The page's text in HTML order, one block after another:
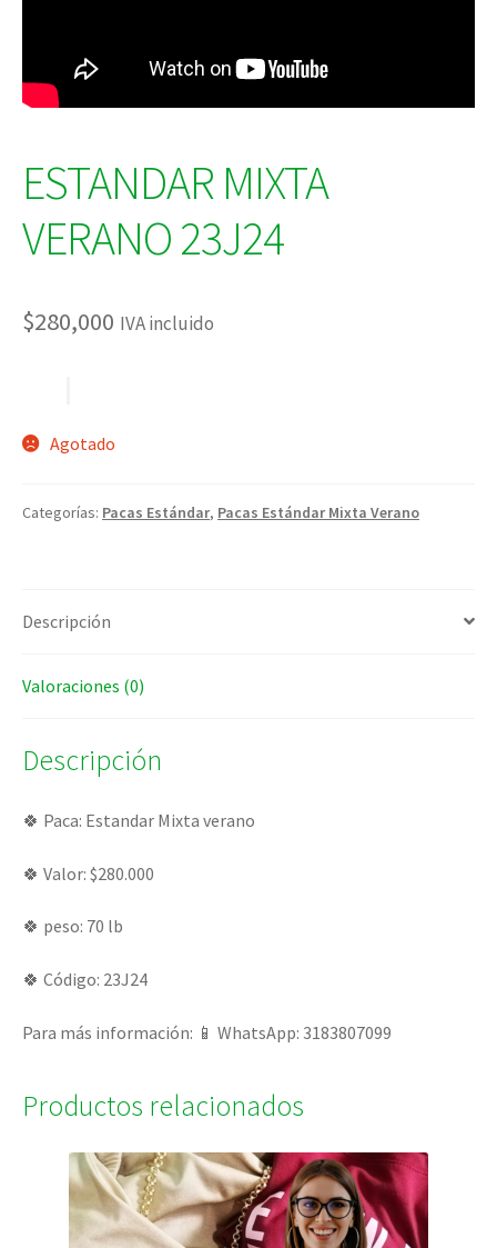
ESTANDAR MIXTA
VERANO 23J24
$280,000 IVA incluido
Agotado
Categorías: Pacas Estándar, Pacas Estándar Mixta Verano
Descripción
Valoraciones (0)
Descripción
­­🍀 Paca: Estandar Mixta verano
🍀 Valor: $280.000
🍀 peso: 70 lb
🍀 Código: 23J24
Para más información: 📱 WhatsApp: 3183807099
Productos relacionados